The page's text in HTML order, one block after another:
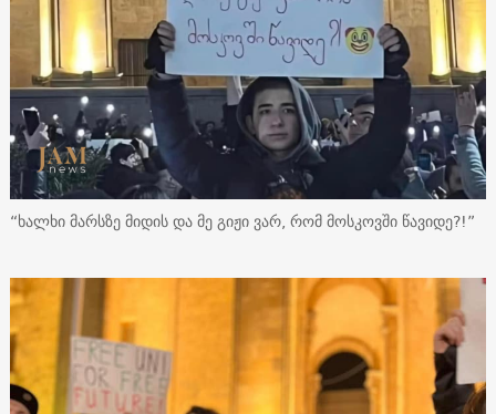
“ხალხი მარსზე მიდის და მე გიჟი ვარ, რომ მოსკოვში წავიდე?!”